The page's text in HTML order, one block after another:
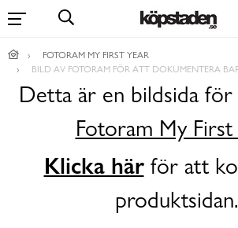
FOTORAM MY FIRST YEAR
BILD AV FOTORAM FÖR ATT DOKUMENTERA
Detta är en bildsida
Fotoram My First
Klicka härför att
produktsidan.